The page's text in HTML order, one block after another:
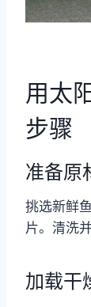
用太
步骤
准备原
挑选新鲜
片。清洗
加载干